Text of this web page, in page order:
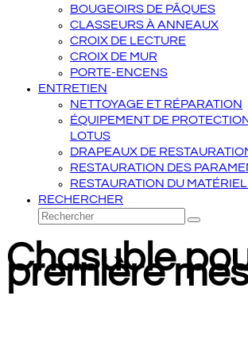
BOUGEOIRS DE PÂQUES
CLASSEURS À ANNEAUX
CROIX DE LECTURE
CROIX DE MUR
PORTE-ENCENS
ENTRETIEN
NETTOYAGE ET RÉPARATION
ÉQUIPEMENT DE
LOTUS
DRAPEAUX DE
RESTAURATION DES
RESTAURATION DU
RECHERCHER
Rechercher
Envoyer
Chasuble
première